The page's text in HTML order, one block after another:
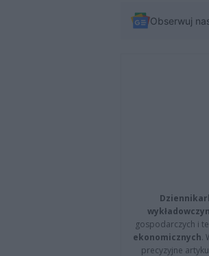
Obserwuj
gospodarczych i
ekonomicznych.
precyzyjne